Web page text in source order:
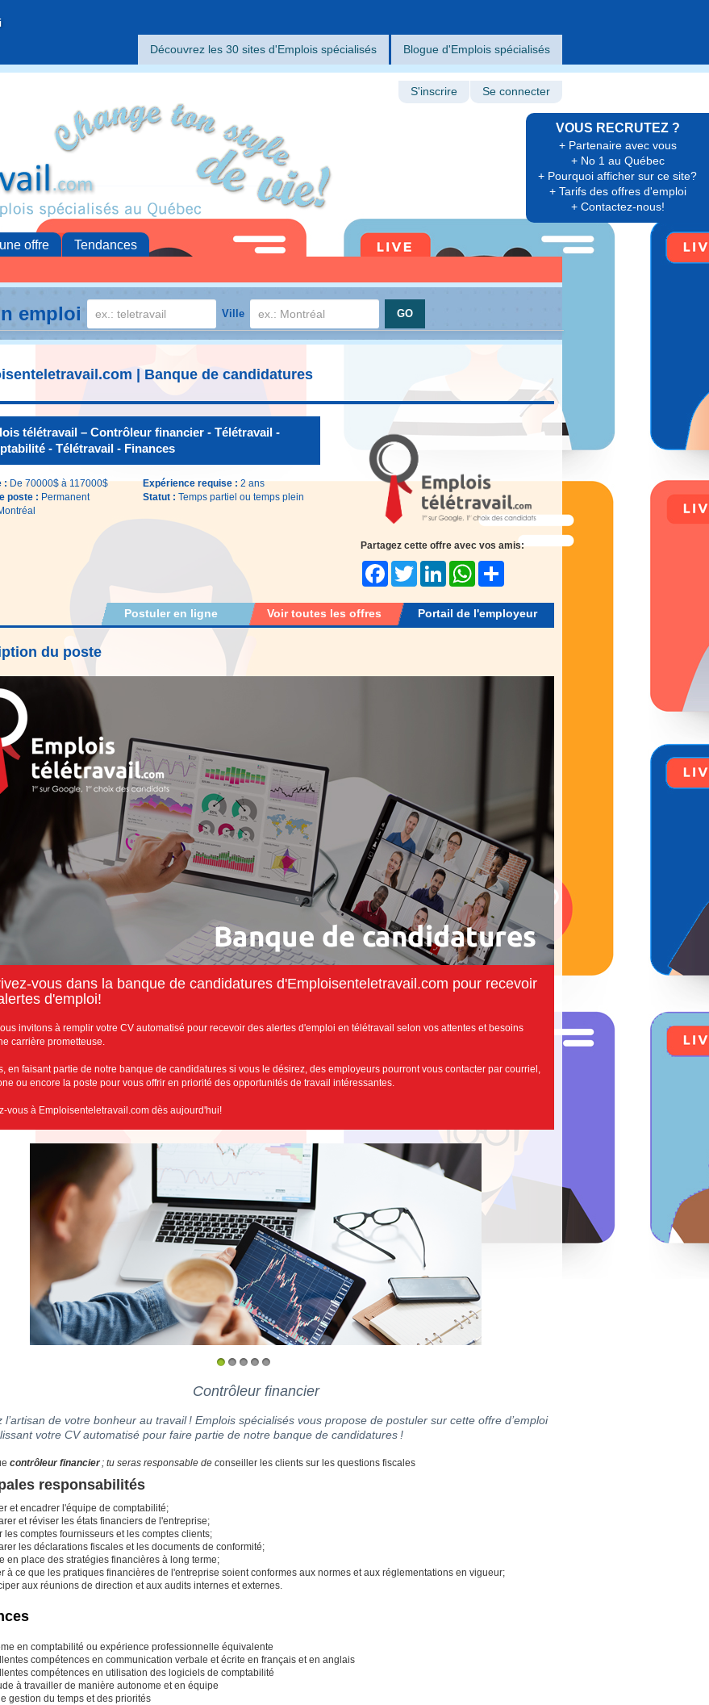
Découvrez les 30 sites d'Emplois spécialisés Blogue d'Emplois spécialisés
VOUS RECRUTEZ ?
+ Partenaire avec vous
+ No 1 au Québec
+ Pourquoi afficher sur ce site?
+ Tarifs des offres d'emploi
+ Contactez-nous!
S'inscrire Se connecter
offre Tendances
emploi Ville
| Banque de candidatures
télétravail – Contrôleur financier - Télétravail -
- Télétravail - Finances
:De 70000$ à 117000$
poste : Permanent
Expérience requise :2 ans
Statut : Temps partiel ou temps plein
Partagez cette offre avec vos amis:
FacebookTwitter LinkedInWhatsApp
Portail de l'employeur
Voir toutes les offres
Postuler en ligne
du poste
vous dans la banque de candidatures d'Emploisenteletravail.com pour recevoir
d'emploi!
invitons à remplir votre CV automatisé pour recevoir des alertes d'emploi en télétravail selon vos attentes et besoins
carrière prometteuse.
en faisant partie de notre banque de candidatures si vous le désirez, des employeurs pourront vous contacter par courriel,
ou encore la poste pour vous offrir en priorité des opportunités de travail intéressantes.
vous à Emploisenteletravail.com dès aujourd'hui!
Contrôleur financier
l’artisan de votre bonheur au travail ! Emplois spécialisés vous propose de postuler sur cette offre d’emploi
votre CV automatisé pour faire partie de notre banque de candidatures !
contrôleur financier; tu seras responsable de conseiller les clients sur les questions fiscales
responsabilités
et encadrer l'équipe de comptabilité;
et réviser les états financiers de l'entreprise;
les comptes fournisseurs et les comptes clients;
les déclarations fiscales et les documents de conformité;
en place des stratégies financières à long terme;
à ce que les pratiques financières de l'entreprise soient conformes aux normes et aux réglementations en vigueur;
aux réunions de direction et aux audits internes et externes.
en comptabilité ou expérience professionnelle équivalente
compétences en communication verbale et écrite en français et en anglais
compétences en utilisation des logiciels de comptabilité
à travailler de manière autonome et en équipe
gestion du temps et des priorités